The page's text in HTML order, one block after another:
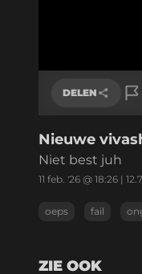
DELEN
Link kopiëren
Nieuwe
Niet best juh
11 feb. '26 @ 18:26 |
oeps fail
ZIE OOK